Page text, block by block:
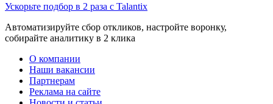
Ускорьте подбор в 2 раза с Talantix
Автоматизируйте сбор откликов, настройте воронку,
собирайте аналитику в 2 клика
О компании
Наши вакансии
Партнерам
Реклама на сайте